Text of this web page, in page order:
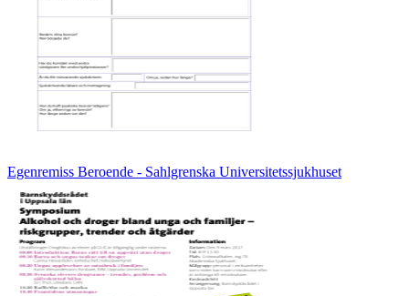
Egenremiss Beroende - Sahlgrenska Universitetssjukhuset